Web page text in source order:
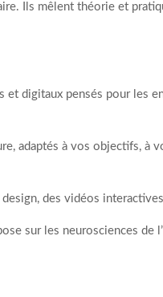
Ils mêlent théorie et
et digitaux pensés pour les
adaptés à vos objectifs, à
des vidéos
sur les neurosciences de